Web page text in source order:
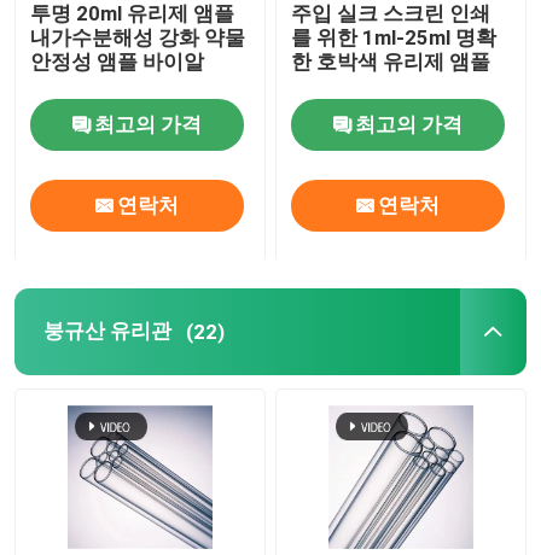
투명 유리관
바이알 알루미늄 캡
호박색 유리관
투명 20ml 유리제 앰플
내가수분해성 강화 약물
안정성 앰플 바이알
최고의 가격
연락처
주입 실크 스크린 인쇄
를 위한 1ml-25ml 명확
한 호박색 유리제 앰풀
최고의 가격
연락처
붕규산 유리관 (22)